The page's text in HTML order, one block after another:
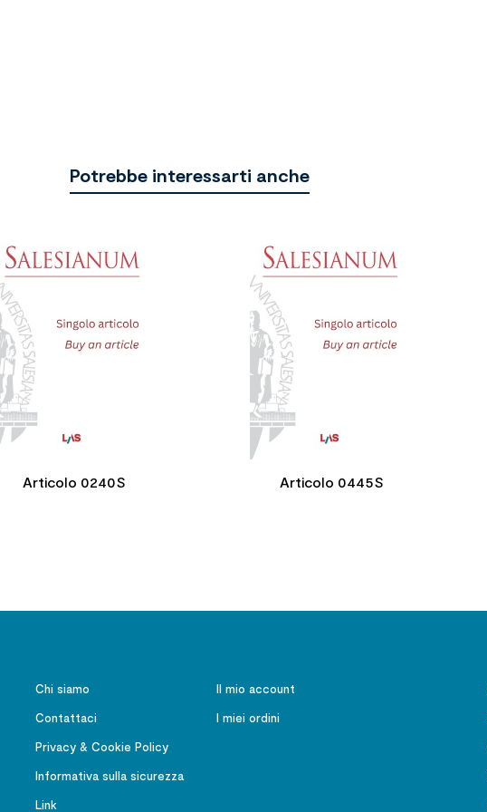
Potrebbe interessarti anche
Articolo 0240S Articolo 0445S
Chi siamo
Contattaci
Privacy & Cookie Policy
Informativa sulla sicurezza
Link
Il mio account
I miei ordini